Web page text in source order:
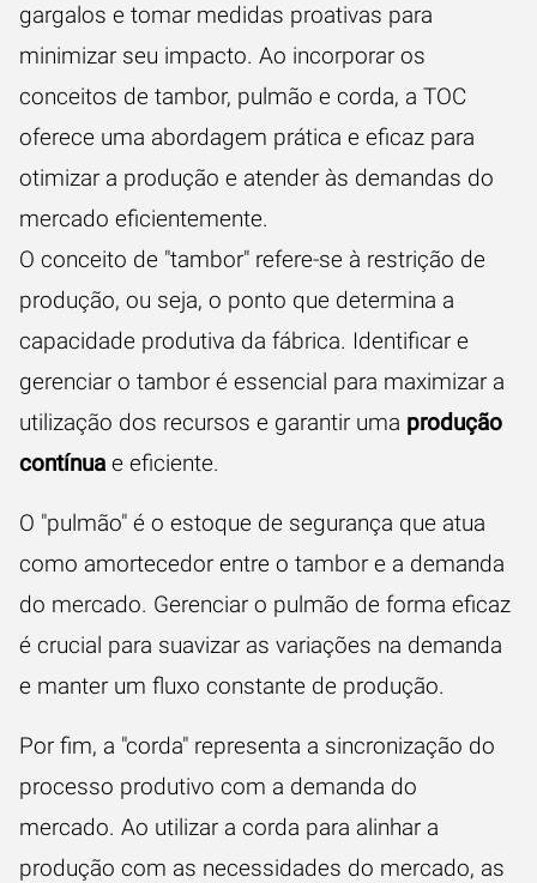
gargalos e tomar medidas proativas para
minimizar seu impacto. Ao incorporar os
conceitos de tambor, pulmão e corda, a TOC
oferece uma abordagem prática e eficaz para
otimizar a produção e atender às demandas do
mercado eficientemente.
O conceito de "tambor" refere-se à restrição de
produção, ou seja, o ponto que determina a
capacidade produtiva da fábrica. Identificar e
gerenciar o tambor é essencial para maximizar a
utilização dos recursos e garantir uma produção
contínua e eficiente.
O "pulmão" é o estoque de segurança que atua
como amortecedor entre o tambor e a demanda
do mercado. Gerenciar o pulmão de forma eficaz
é crucial para suavizar as variações na demanda
e manter um fluxo constante de produção.
Por fim, a "corda" representa a sincronização do
processo produtivo com a demanda do
mercado. Ao utilizar a corda para alinhar a
produção com as necessidades do mercado, as